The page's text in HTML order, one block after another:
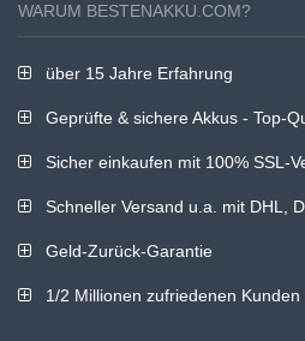
WARUM BESTENAKKU.COM?
über 15 Jahre Erfahrung
Geprüfte & sichere Akkus - Top-
Sicher einkaufen mit 100% SSL-
Schneller Versand u.a. mit DHL,
Geld-Zurück-Garantie
1/2 Millionen zufriedenen Kunden